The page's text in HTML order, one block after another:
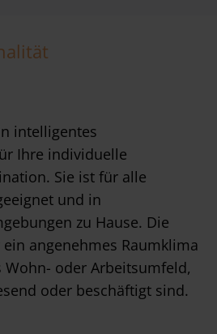
intelligentes
Ihre individuelle
Sie ist für alle
und in
zu Hause. Die
angenehmes Raumklima
oder Arbeitsumfeld,
oder beschäftigt sind.